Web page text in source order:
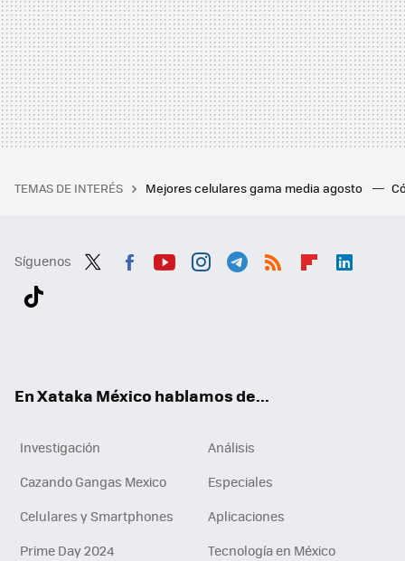
TEMAS DE INTERÉS Mejores celulares gama media agosto
Síguenos
En Xataka México hablamos de...
Investigación
Análisis
Cazando Gangas Mexico
Especiales
Celulares y Smartphones
Aplicaciones
Prime Day 2024
Tecnología en México